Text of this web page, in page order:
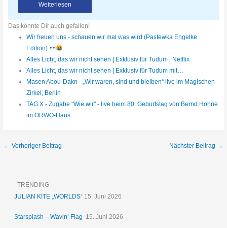
Weiterlesen
Das könnte Dir auch gefallen!
Wir freuen uns - schauen wir mal was wird (Pastewka Engelke
Edition)
…
Alles Licht, das wir nicht sehen | Exklusiv für Tudum | Netflix
Alles Licht, das wir nicht sehen | Exklusiv für Tudum mit…
Masen Abou-Dakn - „Wir waren, sind und bleiben“ live im Magischen
Zirkel, Berlin
TAG X - Zugabe "Wie wir" - live beim 80. Geburtstag von Bernd Höhne
im ORWO-Haus
← Vorheriger Beitrag Nächster Beitrag →
TRENDING
JULIAN KITE „WORLDS“ 15. Juni 2026
Starsplash – Wavin‘ Flag 15. Juni 2026